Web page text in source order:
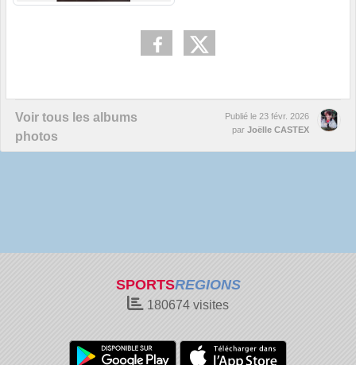
Voir tous les albums
photos
Publié le 23 févr. 2026
par Joëlle CASTEX
SPORTSREGIONS
180674 visites